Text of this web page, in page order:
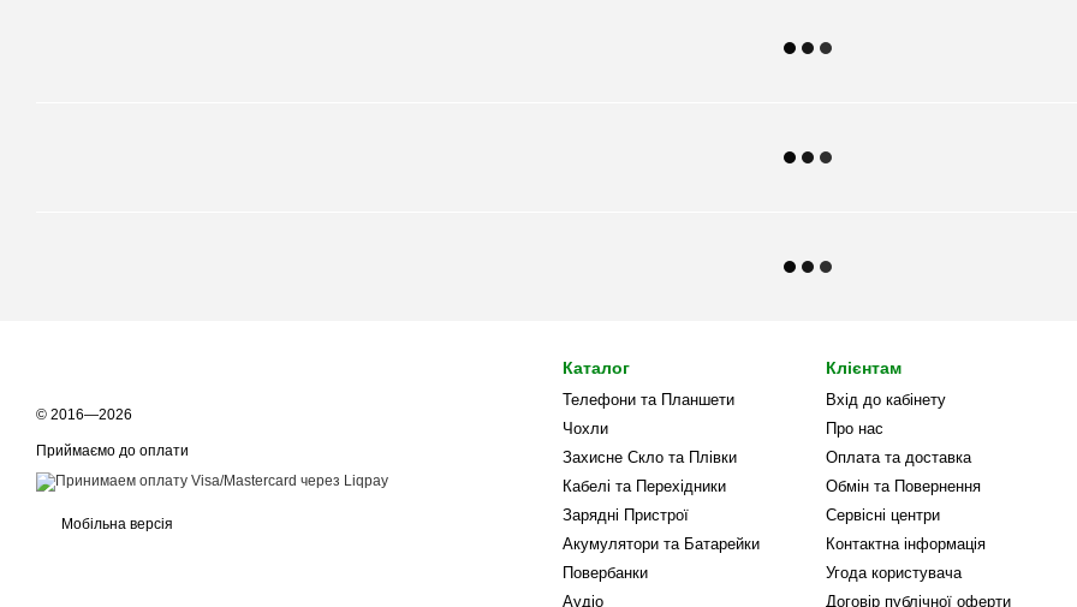
© 2016—2026
Приймаємо до оплати
Мобільна версія
Каталог
Телефони та Планшети
Чохли
Захисне Скло та Плівки
Кабелі та Перехідники
Зарядні Пристрої
Акумулятори та Батарейки
Повербанки
Аудіо
Клієнтам
Вхід до кабінету
Про нас
Оплата та доставка
Обмін та Повернення
Сервісні центри
Контактна інформація
Угода користувача
Договір публічної оферти